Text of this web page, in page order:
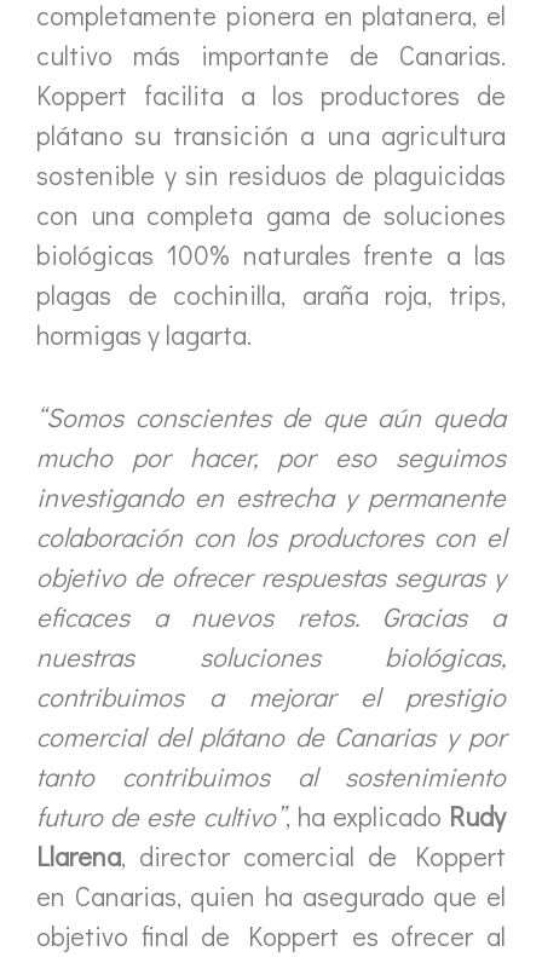
completamente pionera en platanera, el
cultivo más importante de Canarias.
Koppert facilita a los productores de
plátano su transición a una agricultura
sostenible y sin residuos de plaguicidas
con una completa gama de soluciones
biológicas 100% naturales frente a las
plagas de cochinilla, araña roja, trips,
hormigas y lagarta.
“Somos conscientes de que aún queda
mucho por hacer, por eso seguimos
investigando en estrecha y permanente
colaboración con los productores con el
objetivo de ofrecer respuestas seguras y
eficaces a nuevos retos. Gracias a
nuestras soluciones biológicas,
contribuimos a mejorar el prestigio
comercial del plátano de Canarias y por
tanto contribuimos al sostenimiento
futuro de este cultivo”, ha explicado Rudy
Llarena, director comercial de Koppert
en Canarias, quien ha asegurado que el
objetivo final de Koppert es ofrecer al